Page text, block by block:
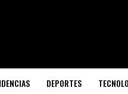
DEPORTES